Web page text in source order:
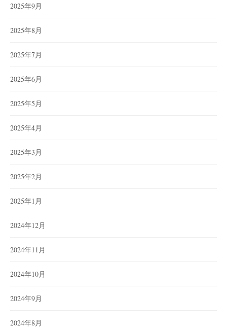
2025年9月
2025年8月
2025年7月
2025年6月
2025年5月
2025年4月
2025年3月
2025年2月
2025年1月
2024年12月
2024年11月
2024年10月
2024年9月
2024年8月